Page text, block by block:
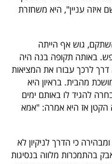
איזה עניין", היא משחזרת
גוש אף הייתה
באותה תקופה בנה היה
דרך לרכך עבורו את המציאות
מהבית. בראיון היא
להגיד לו באותם ימים
הקטן אז היא אמרה: "אמא
כי הדרך לניקיון לא
בהתמכרות מלווה בנסיגות